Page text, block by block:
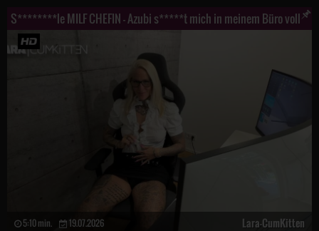
S********le MILF CHEFIN - Azubi s*****t mich in meinem Büro voll
5:10 min. 19.07.2026 Lara-CumKitten